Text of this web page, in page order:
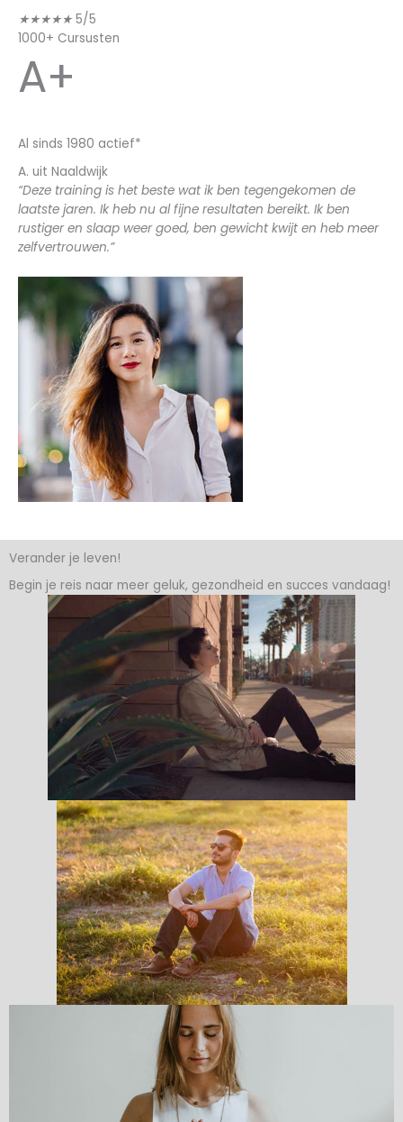
★★★★★ 5/5
1000+ Cursusten
A+
Al sinds 1980 actief*
A. uit Naaldwijk
“Deze training is het beste wat ik ben tegengekomen de
laatste jaren. Ik heb nu al fijne resultaten bereikt. Ik ben
rustiger en slaap weer goed, ben gewicht kwijt en heb meer
zelfvertrouwen.”
Verander je leven!
Begin je reis naar meer geluk, gezondheid en succes vandaag!